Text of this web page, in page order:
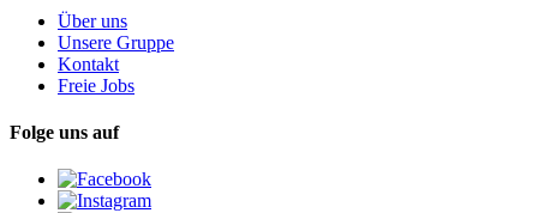
Über uns
Unsere Gruppe
Kontakt
Freie Jobs
Folge uns auf